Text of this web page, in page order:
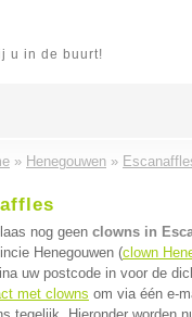
u in de buurt!
» Henegouwen »
nog geen clowns in
Henegouwen (clown
uw postcode in voor de
met clowns om via één e-